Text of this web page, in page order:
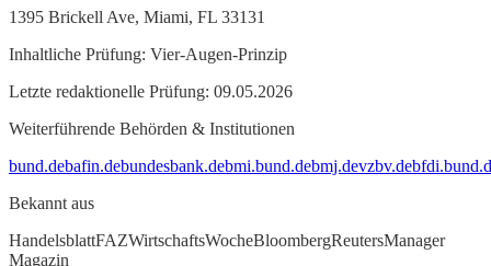
1395 Brickell Ave, Miami, FL 33131
Inhaltliche Prüfung: Vier-Augen-Prinzip
Letzte redaktionelle Prüfung: 09.05.2026
Weiterführende Behörden & Institutionen
bund.debafin.debundesbank.debmi.bund.debmj.devzbv.de
Bekannt aus
HandelsblattFAZWirtschaftsWocheBloombergReutersManager
Magazin